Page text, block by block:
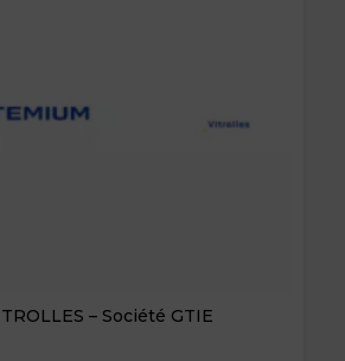
– Société GTIE